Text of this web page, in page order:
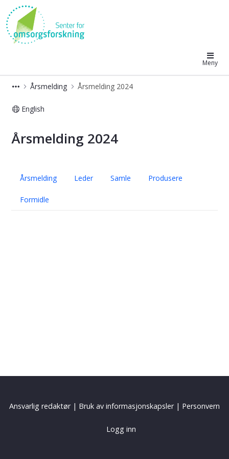
Senter for omsorgsforskning
Meny
Årsmelding Årsmelding 2024
English
Årsmelding 2024
Årsmelding 2024
Årsmelding Leder Samle Produsere
Formidle
Ansvarlig redaktør| Bruk av informasjonskapsler| Personvern
Logg inn